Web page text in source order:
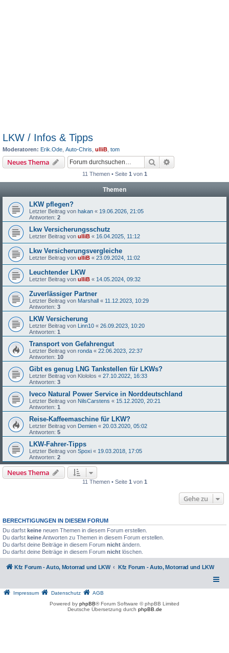
LKW / Infos & Tipps
Moderatoren: Erik.Ode Auto-Chris ulliB tom
Neues Thema Suche
11 Themen • Seite 1 von 1
Themen
LKW pflegen?
Letzter Beitrag von hakan « 19.06.2026, 21:05
Antworten: 2
Lkw Versicherungsschutz
Letzter Beitrag von ulliB « 16.04.2025, 11:12
Lkw Versicherungsvergleiche
Letzter Beitrag von ulliB « 23.09.2024, 11:02
Leuchtender LKW
Letzter Beitrag von ulliB « 14.05.2024, 09:32
Zuverlässiger Partner
Letzter Beitrag von Marshall « 11.12.2023, 10:29
Antworten: 3
LKW Versicherung
Letzter Beitrag von Linn10 « 26.09.2023, 10:20
Antworten: 1
Transport von Gefahrengut
Letzter Beitrag von ronda « 22.06.2023, 22:37
Antworten: 10
Gibt es genug LNG Tankstellen für LKWs?
Letzter Beitrag von Klololos « 27.10.2022, 16:33
Antworten: 3
Iveco Natural Power Service in Norddeutschland
Letzter Beitrag von NilsCarstens « 15.12.2020, 20:21
Antworten: 1
Reise-Kaffeemaschine für LKW?
Letzter Beitrag von Demien « 20.03.2020, 05:02
Antworten: 5
LKW-Fahrer-Tipps
Letzter Beitrag von Spoxi « 19.03.2018, 17:05
Antworten: 2
Neues Thema
11 Themen • Seite 1 von 1
Gehe zu
BERECHTIGUNGEN IN DIESEM FORUM
Du darfst keine neuen Themen in diesem Forum erstellen.
Du darfst keineAntworten zu Themen in diesem Forum erstellen.
Du darfst deine Beiträge in diesem Forum nicht ändern.
Du darfst deine Beiträge in diesem Forum nicht löschen.
Kfz Forum - Auto, Motorrad und LKW Kfz Forum - Auto, Motorrad und LKW
Impressum Datenschutz
AGB
Powered by phpBB® Forum Software © phpBB Limited
Deutsche Übersetzung durch phpBB.de